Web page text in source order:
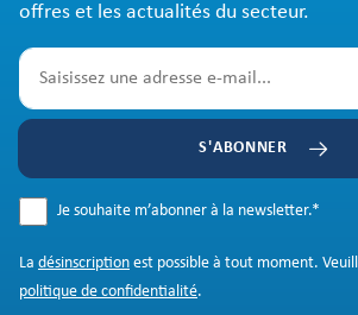
offres et les actualités du secteur.
S'ABONNER
Je souhaite m’abonner à la newsletter.*
La désinscription est possible à tout moment.
politique de confidentialité.